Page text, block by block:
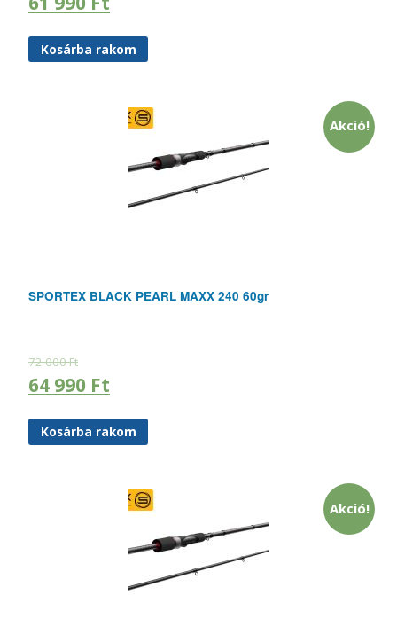
Kosárba rakom
Akció!
SPORTEX BLACK PEARL MAXX 240 60gr
72 000Ft
64 990 Ft
Kosárba rakom
Akció!